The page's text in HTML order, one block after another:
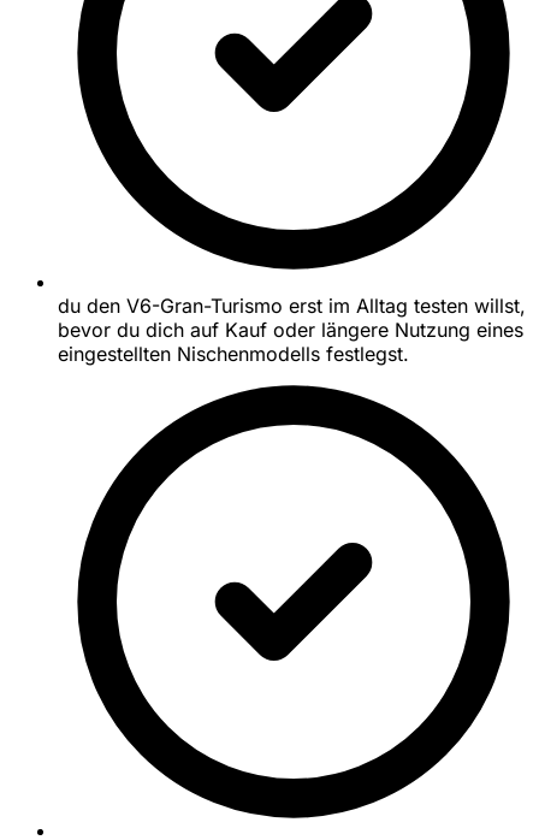
du den V6-Gran-Turismo erst im Alltag testen willst,
bevor du dich auf Kauf oder längere Nutzung eines
eingestellten Nischenmodells festlegst.